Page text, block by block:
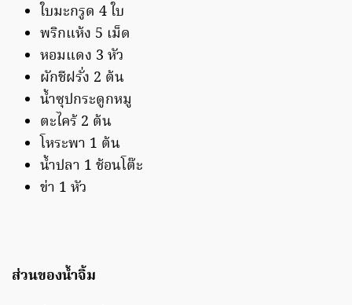
ใบมะกรูด 4 ใบ
พริกแห้ง 5 เม็ด
หอมแดง 3 หัว
ผักชีฝรั่ง 2 ต้น
น้ำซุปกระดูกหมู
ตะไคร้ 2 ต้น
โหระพา 1 ต้น
น้ำปลา 1 ช้อนโต๊ะ
ข่า 1 หัว
ส่วนของน้ำจิ้ม